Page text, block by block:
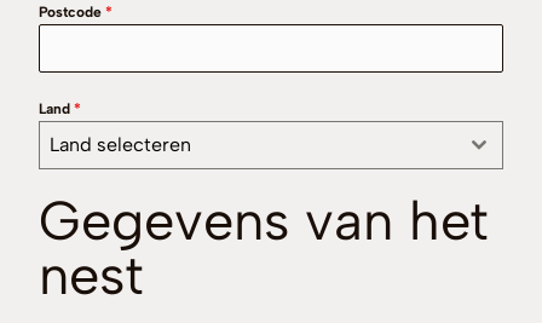
Postcode *
Land *
Land selecteren
Gegevens van het
nest